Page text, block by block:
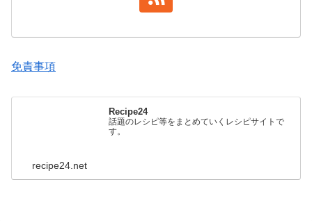
免責事項
Recipe24
話題のレシピ等をまとめていくレシピサイトで
す。
recipe24.net